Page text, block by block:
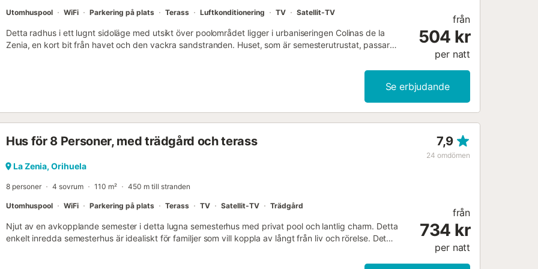
Utomhuspool WiFi Parkering på plats Terass Luftkonditionering TV Satellit-TV
Detta radhus i ett lugnt sidoläge med utsikt över poolområdet ligger i urbaniseringen Colinas de la
Zenia, en kort bit från havet och den vackra sandstranden. Huset, som är semesterutrustat, passar
från
504 kr
per natt
Se erbjudande
Hus för 8 Personer, med trädgård och terass 7,9
24 omdömen
La Zenia, Orihuela
8 personer 4 sovrum 110 m² 450 m till stranden
Utomhuspool WiFi Parkering på plats Terass TV Satellit-TV Trädgård
Njut av en avkopplande semester i detta lugna semesterhus med privat pool och lantlig charm. Detta
enkelt inredda semesterhus är idealiskt för familjer som vill koppla av långt från liv och rörelse. Det
Det rymliga vardagsrummet med gott om sittplatser inbjuder till att dröja sig kvar. Tillaga dina egna
från
734 kr
per natt